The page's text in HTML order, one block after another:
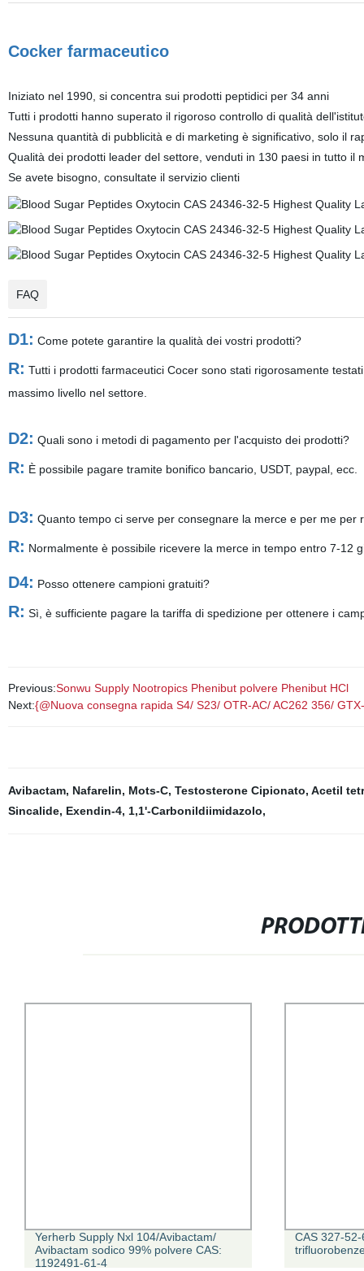
Cocker farmaceutico
Iniziato nel 1990, si concentra sui prodotti peptidici per 34 anni
Tutti i prodotti hanno superato il rigoroso controllo di qualità
Nessuna quantità di pubblicità e di marketing è significativo, solo il
Qualità dei prodotti leader del settore, venduti in 130 paesi in tutto il
Se avete bisogno, consultate il servizio clienti
FAQ
D1: Come potete garantire la qualità dei vostri prodotti?
R: Tutti i prodotti farmaceutici Cocer sono stati rigorosamente
massimo livello nel settore.
D2: Quali sono i metodi di pagamento per l'acquisto dei prodotti?
R: È possibile pagare tramite bonifico bancario, USDT, paypal, ecc.
D3: Quanto tempo ci serve per consegnare la merce e per me per
R: Normalmente è possibile ricevere la merce in tempo entro 7-12
D4: Posso ottenere campioni gratuiti?
R: Sì, è sufficiente pagare la tariffa di spedizione per ottenere i
Previous:Sonwu Supply Nootropics Phenibut polvere Phenibut HCl
Next:{@Nuova consegna rapida S4/ S23/ OTR-AC/ AC262 356/
Avibactam, Nafarelin, Mots-C, Testosterone Cipionato, Acetil
Sincalide, Exendin-4, 1,1'-Carbonildiimidazolo,
Yerherb Supply Nxl 104/Avibactam/
Avibactam sodico 99% polvere CAS:
1192491-61-4
CAS 327-